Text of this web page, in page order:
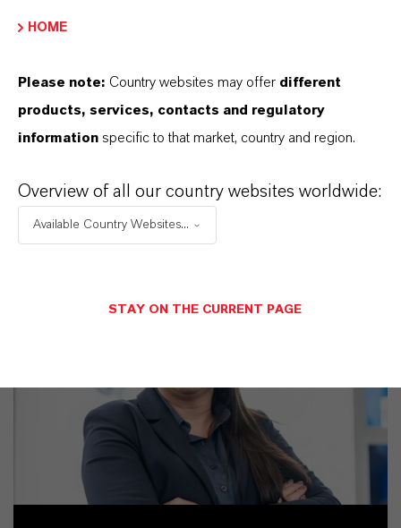
SINÔNIMOS DO PRODUTO
HOME
Please note: Country websites may offer different
products, services, contacts and regulatory
information specific to that market, country and region.
Overview of all our country websites worldwide:
Available Country Websites...
STAY ON THE CURRENT PAGE